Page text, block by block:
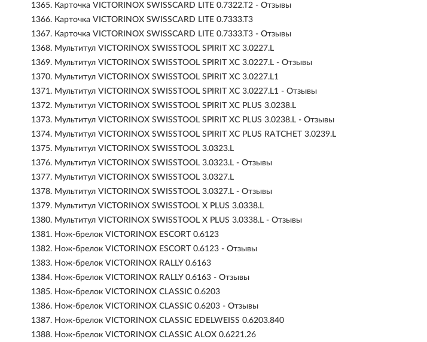
1365. Карточка VICTORINOX SWISSCARD LITE 0.7322.T2 - Отзывы
1366. Карточка VICTORINOX SWISSCARD LITE 0.7333.T3
1367. Карточка VICTORINOX SWISSCARD LITE 0.7333.T3 - Отзывы
1368. Мультитул VICTORINOX SWISSTOOL SPIRIT XC 3.0227.L
1369. Мультитул VICTORINOX SWISSTOOL SPIRIT XC 3.0227.L - Отзывы
1370. Мультитул VICTORINOX SWISSTOOL SPIRIT XC 3.0227.L1
1371. Мультитул VICTORINOX SWISSTOOL SPIRIT XC 3.0227.L1 - Отзывы
1372. Мультитул VICTORINOX SWISSTOOL SPIRIT XC PLUS 3.0238.L
1373. Мультитул VICTORINOX SWISSTOOL SPIRIT XC PLUS 3.0238.L - Отзывы
1374. Мультитул VICTORINOX SWISSTOOL SPIRIT XC PLUS RATCHET 3.0239.L
1375. Мультитул VICTORINOX SWISSTOOL 3.0323.L
1376. Мультитул VICTORINOX SWISSTOOL 3.0323.L - Отзывы
1377. Мультитул VICTORINOX SWISSTOOL 3.0327.L
1378. Мультитул VICTORINOX SWISSTOOL 3.0327.L - Отзывы
1379. Мультитул VICTORINOX SWISSTOOL X PLUS 3.0338.L
1380. Мультитул VICTORINOX SWISSTOOL X PLUS 3.0338.L - Отзывы
1381. Нож-брелок VICTORINOX ESCORT 0.6123
1382. Нож-брелок VICTORINOX ESCORT 0.6123 - Отзывы
1383. Нож-брелок VICTORINOX RALLY 0.6163
1384. Нож-брелок VICTORINOX RALLY 0.6163 - Отзывы
1385. Нож-брелок VICTORINOX CLASSIC 0.6203
1386. Нож-брелок VICTORINOX CLASSIC 0.6203 - Отзывы
1387. Нож-брелок VICTORINOX CLASSIC EDELWEISS 0.6203.840
1388. Нож-брелок VICTORINOX CLASSIC ALOX 0.6221.26